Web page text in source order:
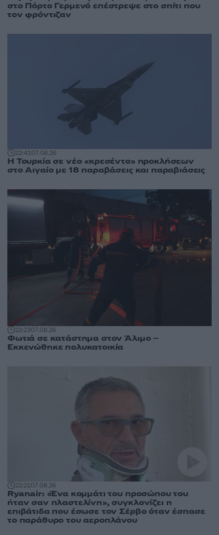
στο Πόρτο Γερμενό επέστρεψε στο σπίτι που
τον φρόντιζαν
22:4107.08.26
Η Τουρκία σε νέο «κρεσέντο» προκλήσεων
στο Αιγαίο με 18 παραβάσεις και παραβιάσεις
22:2307.08.26
Φωτιά σε κατάστημα στον Άλιμο –
Εκκενώθηκε πολυκατοικία
22:2107.08.26
Ryanair: «Ένα κομμάτι του προσώπου του
ήταν σαν πλαστελίνη», συγκλονίζει η
επιβάτιδα που έσωσε τον Σέρβο όταν έσπασε
το παράθυρο του αεροπλάνου